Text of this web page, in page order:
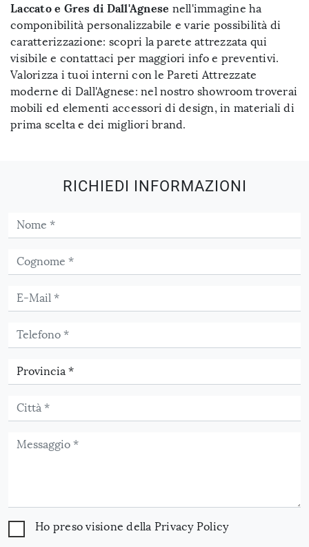
Laccato e Gres di Dall'Agnese nell'immagine ha
componibilità personalizzabile e varie possibilità di
caratterizzazione: scopri la parete attrezzata qui
visibile e contattaci per maggiori info e preventivi.
Valorizza i tuoi interni con le Pareti Attrezzate
moderne di Dall'Agnese: nel nostro showroom troverai
mobili ed elementi accessori di design, in materiali di
prima scelta e dei migliori brand.
RICHIEDI INFORMAZIONI
Ho preso visione della Privacy Policy